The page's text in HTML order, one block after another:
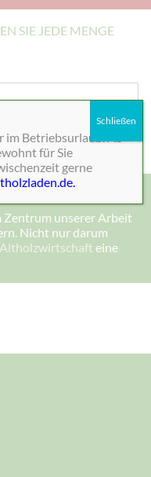
SIE JEDE MENGE
Zentrum unserer Arbeit
Nicht nur darum
eine
Betriebsurlaub. Ab
für Sie
gerne
Schließen